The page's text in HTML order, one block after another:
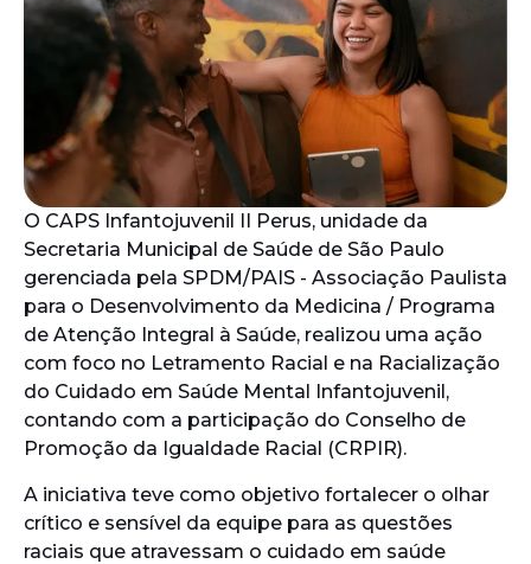
O CAPS Infantojuvenil II Perus, unidade da
Secretaria Municipal de Saúde de São Paulo
gerenciada pela SPDM/PAIS - Associação Paulista
para o Desenvolvimento da Medicina / Programa
de Atenção Integral à Saúde, realizou uma ação
com foco no Letramento Racial e na Racialização
do Cuidado em Saúde Mental Infantojuvenil,
contando com a participação do Conselho de
Promoção da Igualdade Racial (CRPIR).
A iniciativa teve como objetivo fortalecer o olhar
crítico e sensível da equipe para as questões
raciais que atravessam o cuidado em saúde